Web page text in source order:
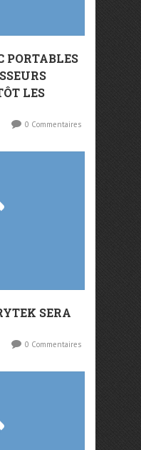
PORTABLES
LES
0 Commentaires
SERA
0 Commentaires